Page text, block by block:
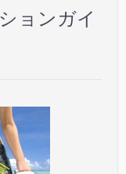
ョンガイ